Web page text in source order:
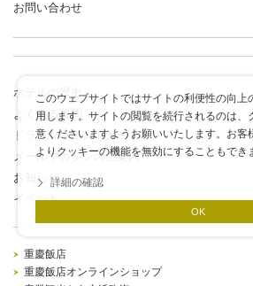
このウェブサイトではサイトの利便性の向上
用します。サイトの閲覧を続行されるのは、
意くださいますようお願いいたします。お客
よりクッキーの機能を無効にすることもでき
詳細の確認
OK
お問い合わせ
ホテルの歴史
よくある質問
ドラゴンポイントカード
メールマガジンのご案内
お知らせ
イベント
重慶飯店
重慶飯店オンラインショップ